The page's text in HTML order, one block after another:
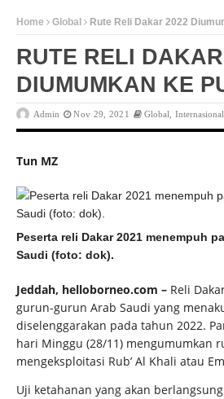
Home Global Rute Reli Dakar 2022
RUTE RELI
DIUMUMKAN KE
Admin Nov 29, 2021 Global Internasional
Tun MZ
Peserta reli Dakar 2021 menempuh
Saudi (foto: dok).
Jeddah, helloborneo.com – Reli
gurun-gurun Arab Saudi yang
diselenggarakan pada tahun 2022.
hari Minggu (28/11) mengumumkan
mengeksploitasi Rub’ Al Khali atau
Uji ketahanan yang akan